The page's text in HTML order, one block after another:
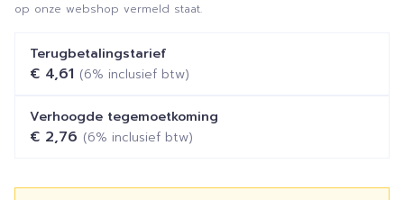
op onze webshop vermeld staat.
Terugbetalingstarief
€ 4,61 (6% inclusief btw)
Verhoogde tegemoetkoming
€ 2,76 (6% inclusief btw)